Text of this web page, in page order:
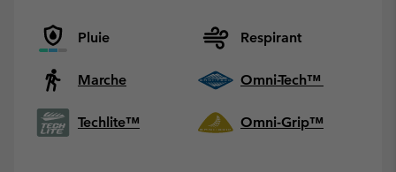
Pluie Respirant
Marche Omni-Tech™
Techlite™ Omni-Grip™